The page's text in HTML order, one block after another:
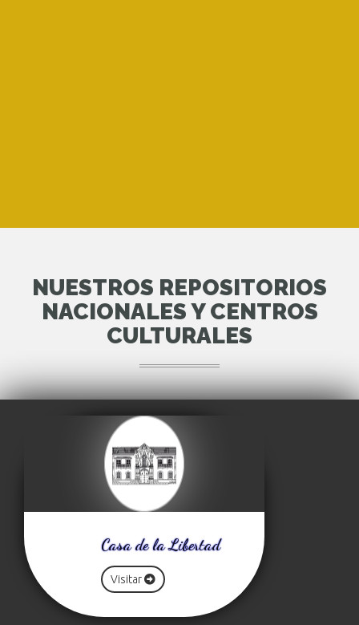
NUESTROS REPOSITORIOS
NACIONALES Y CENTROS
CULTURALES
Casa de la Libertad
Visitar